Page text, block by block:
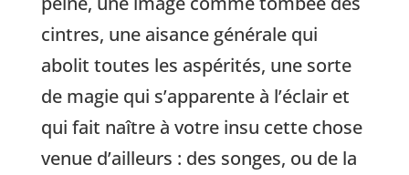
cintres, une aisance générale qui
abolit toutes les aspérités, une sorte
de magie qui s’apparente à l’éclair et
qui fait naître à votre insu cette chose
venue d’ailleurs : des songes, ou de la